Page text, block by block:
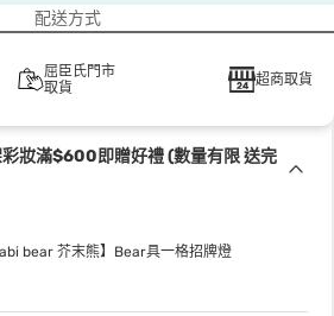
配送方式
屈臣氏門市
取貨
超商取貨
妝滿$600即贈好禮 (數量有限 送完
bear 芥末熊】Bear具一格招牌燈